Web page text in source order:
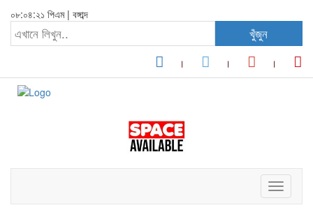
০৮:০৪:২১ পিএম| বঙ্গাব্দ
খুঁজুন
Toggle